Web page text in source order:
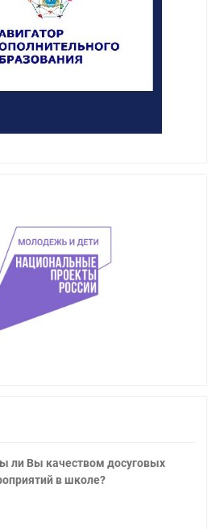
ли Вы качеством досуговых
в школе?